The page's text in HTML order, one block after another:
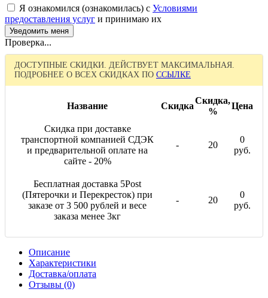
Я ознакомился (ознакомилась) с Условиями
предоставления услуг и принимаю их
Проверка...
ДОСТУПНЫЕ СКИДКИ. ДЕЙСТВУЕТ МАКСИМАЛЬНАЯ.
ПОДРОБНЕЕ О ВСЕХ СКИДКАХ ПО ССЫЛКЕ
Название Скидка
Скидка,
%
Цена
Скидка при доставке
транспортной компанией СДЭК
и предварительной оплате на
сайте - 20%
- 20
0
руб.
Бесплатная доставка 5Post
(Пятерочки и Перекресток) при
заказе от 3 500 рублей и весе
заказа менее 3кг
- 20
0
руб.
Описание
Характеристики
Доставка/оплата
Отзывы (0)